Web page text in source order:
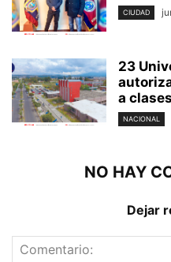
CIUDAD
23
a
NACIONAL
NO HAY
Dejar